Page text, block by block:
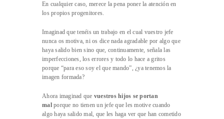
En cualquier caso, merece la pena poner la atención en
los propios progenitores.
Imaginad que tenéis un trabajo en el cual vuestro jefe
nunca os motiva, ni os dice nada agradable por algo que
haya salido bien sino que, continuamente, señala las
imperfecciones, los errores y todo lo hace a gritos
porque “para eso soy el que mando”, ¿ya tenemos la
imagen formada?
Ahora imaginad que vuestros hijos se portan
malporque no tienen un jefe que les motive cuando
algo haya salido mal, que les haga ver que han cometido